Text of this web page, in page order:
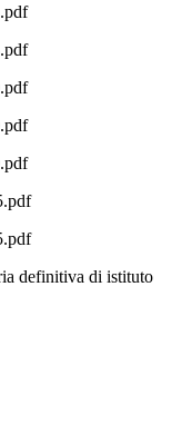
definitiva di istituto